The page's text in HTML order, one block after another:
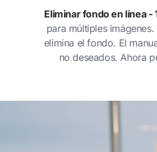
Eliminar fondo en línea
para múltiples
elimina el fondo. El
no deseados. Ahora